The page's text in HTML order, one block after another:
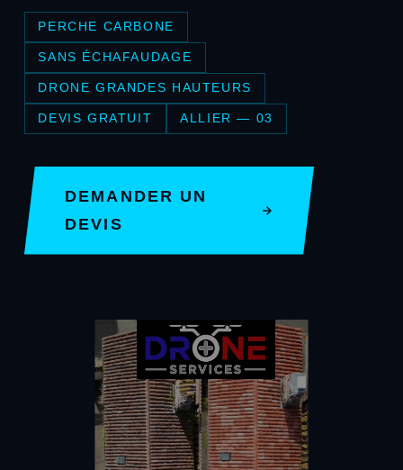
PERCHE CARBONE
SANS ÉCHAFAUDAGE
DRONE GRANDES HAUTEURS
DEVIS GRATUIT ALLIER — 03
DEMANDER UN
DEVIS